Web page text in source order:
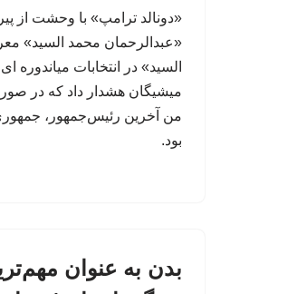
«دونالد ترامپ» با وحشت از
«عبدالرحمان محمد السید»
السید» در انتخابات میاندوره
میشیگان هشدار داد که در
من آخرین رئیس‌جمهور،
بود.
بدن به عنوان